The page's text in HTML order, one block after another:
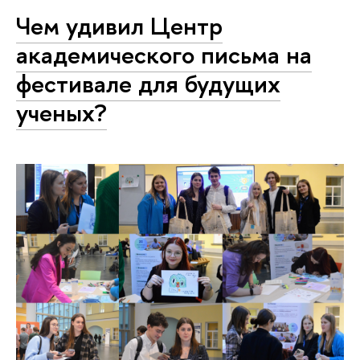
Чем удивил Центр
академического письма на
фестивале для будущих
ученых?